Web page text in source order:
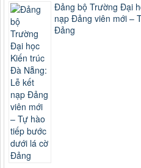
Đảng bộ Trường Đại
nạp Đảng viên mới –
Đảng